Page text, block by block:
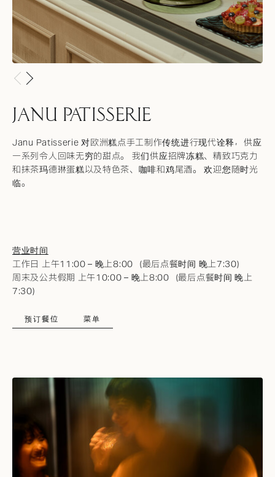
JANU PATISSERIE
Janu Patisserie 对欧洲糕点手工制作传统进行现代诠释，供应
一系列令人回味无穷的甜点。 我们供应招牌冻糕、精致巧克力
和抹茶玛德琳蛋糕以及特色茶、咖啡和鸡尾酒。 欢迎您随时光
临。
营业时间
工作日 上午11:00 – 晚上8:00（最后点餐时间 晚上7:30）
周末及公共假期 上午10:00 – 晚上8:00（最后点餐时间 晚上
7:30）
预订餐位 菜单